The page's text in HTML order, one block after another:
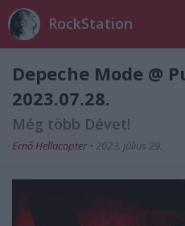
RockStation
Depeche Mode @
2023.07.28.
Még több Dévet!
Ernő Hellacopter • 2023. július 29.